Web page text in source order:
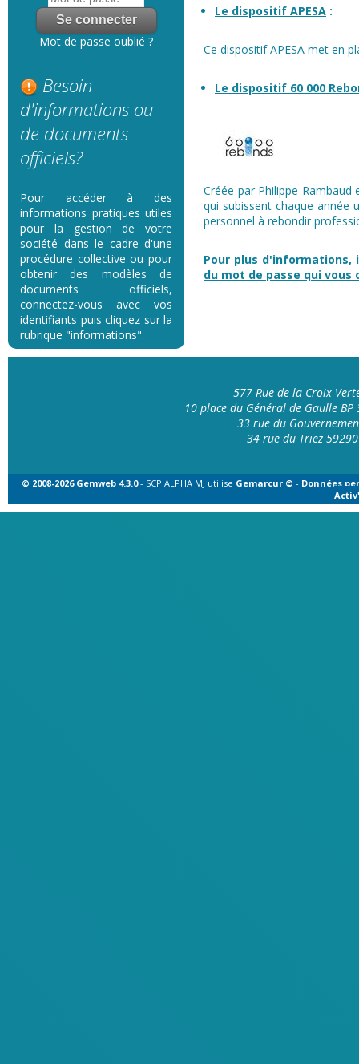
Mot de passe oublié ?
Besoin
d'informations ou
de documents
officiels?
Pour accéder à des
informations pratiques utiles
pour la gestion de votre
société dans le cadre d'une
procédure collective ou pour
obtenir des modèles de
documents officiels,
connectez-vous avec vos
identifiants puis cliquez sur la
rubrique "informations".
Le dispositif APESA :
Ce dispositif APESA met en
Le dispositif 60 000
Créée par Philippe Rambaud
qui subissent chaque année
personnel à rebondir
Pour plus
du mot de passe qui
577 Rue de la Croix
10 place du Général de Gaulle BP
33 rue du
34 rue du Triez 59290
© 2008-2026 Gemweb 4.3.0- SCP ALPHA MJ utilise Gemarcur © - Données